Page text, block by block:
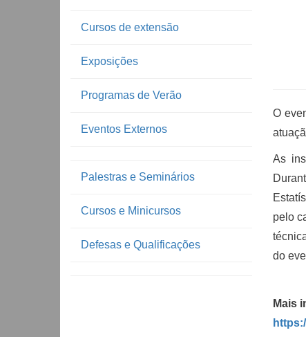
Cursos de extensão
Exposições
Programas de Verão
Eventos Externos
Palestras e Seminários
Cursos e Minicursos
Defesas e Qualificações
O
As
pelo
do
Mais